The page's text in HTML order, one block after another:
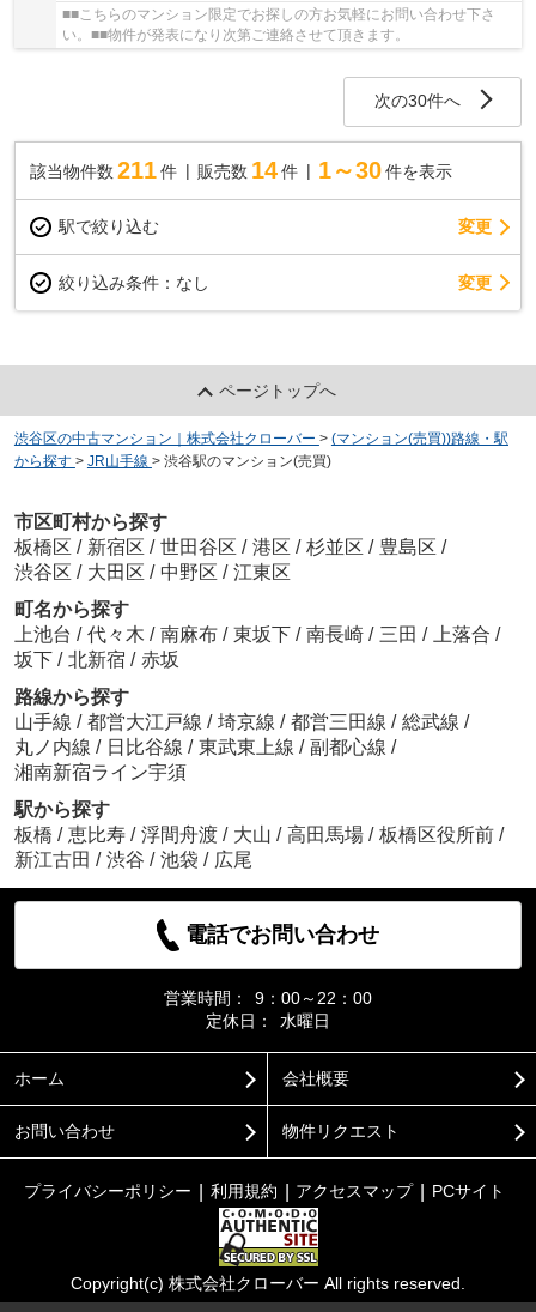
■■こちらのマンション限定でお探しの方お気軽にお問い合わせ下さ
い。■■物件が発表になり次第ご連絡させて頂きます。
次の30件へ
該当物件数 211件 販売数 14 件 1～30 件を表示
駅で絞り込む 変更
絞り込み条件： なし 変更
ページトップへ
渋谷区の中古マンション｜株式会社クローバー > (マンション(売買))路線・駅
から探す > JR山手線 > 渋谷駅のマンション(売買)
市区町村から探す
板橋区 / 新宿区 / 世田谷区 / 港区 / 杉並区 / 豊島区 /
渋谷区 / 大田区 / 中野区 / 江東区
町名から探す
上池台 / 代々木 / 南麻布 / 東坂下 / 南長崎 / 三田 / 上落合 /
坂下 / 北新宿 / 赤坂
路線から探す
山手線 / 都営大江戸線 / 埼京線 / 都営三田線 / 総武線 /
丸ノ内線 / 日比谷線 / 東武東上線 / 副都心線 /
湘南新宿ライン宇須
駅から探す
板橋 / 恵比寿 / 浮間舟渡 / 大山 / 高田馬場 / 板橋区役所前 /
新江古田 / 渋谷 / 池袋 / 広尾
電話でお問い合わせ
営業時間：
9：00～22：00
定休日：
水曜日
ホーム 会社概要
お問い合わせ 物件リクエスト
プライバシーポリシー 利用規約 アクセスマップ PCサイト
Copyright(c) 株式会社クローバー All rights reserved.